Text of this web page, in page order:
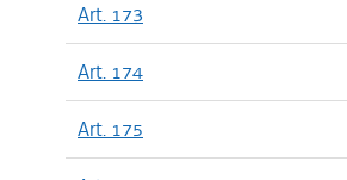
Art. 173
Art. 174
Art. 175